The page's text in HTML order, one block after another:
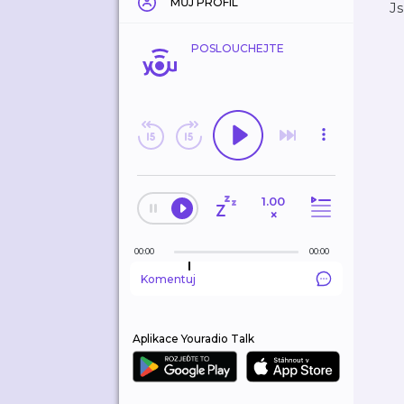
POSLOUCHEJTE
1.00
×
00:00 00:00
Komentuj
Aplikace Youradio Talk